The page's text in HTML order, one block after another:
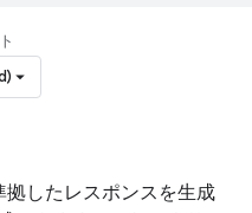
したレスポンスを生成